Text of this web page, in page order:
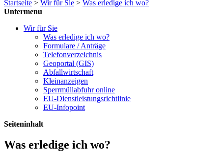
Startseite > Wir für Sie > Was erledige ich wo?
Untermenu
Wir für Sie
Was erledige ich wo?
Formulare / Anträge
Telefonverzeichnis
Geoportal (GIS)
Abfallwirtschaft
Kleinanzeigen
Sperrmüllabfuhr online
EU-Dienstleistungsrichtlinie
EU-Infopoint
Seiteninhalt
Was erledige ich wo?